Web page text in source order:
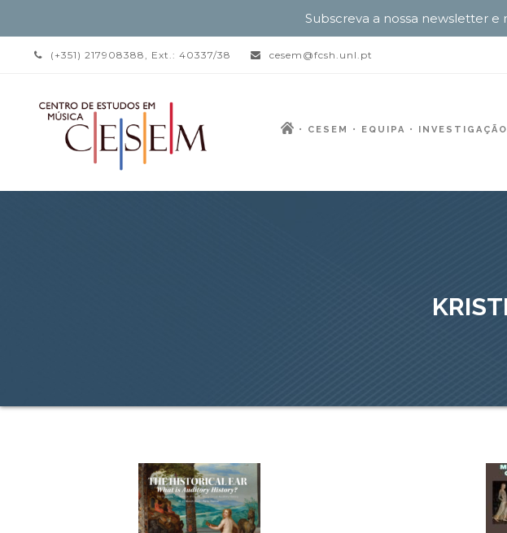
(+351) 217908388, Ext.: 40337/38 cesem@fcsh.unl.pt
CESEM EQUIPA INVESTIGAÇÃO
Subscreva a nossa newsletter